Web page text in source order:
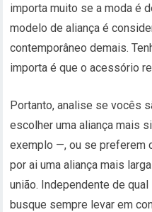
importa muito se a moda é
modelo de aliança é
contemporâneo demais.
importa é que o acessório
Portanto, analise se vocês
escolher uma aliança mais
exemplo —, ou se preferem
por ai uma aliança mais
união. Independente de qual
busque sempre levar em